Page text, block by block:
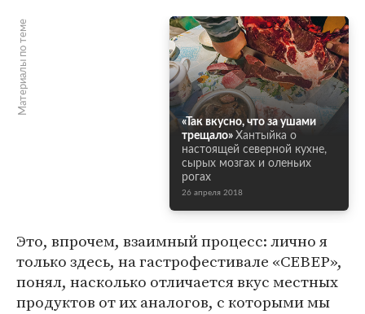
Материалы по теме
«Так вкусно, что за ушами
трещало» Хантыйка о
настоящей северной кухне,
сырых мозгах и оленьих
рогах
26 апреля 2018
Это, впрочем, взаимный процесс: лично я
только здесь, на гастрофестивале «СЕВЕР»,
понял, насколько отличается вкус местных
продуктов от их аналогов, с которыми мы